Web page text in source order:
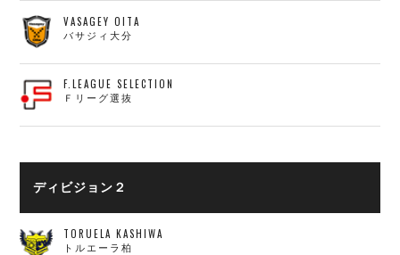
VASAGEY OITA
バサジィ大分
F.LEAGUE SELECTION
Ｆリーグ選抜
ディビジョン２
TORUELA KASHIWA
トルエーラ柏